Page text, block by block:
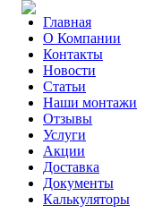
Главная
О Компании
Контакты
Новости
Статьи
Наши монтажи
Отзывы
Услуги
Акции
Доставка
Документы
Калькуляторы